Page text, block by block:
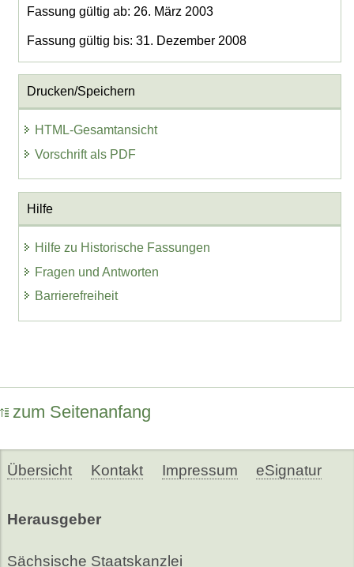
Fassung gültig ab: 26. März 2003
Fassung gültig bis: 31. Dezember 2008
Drucken/Speichern
HTML-Gesamtansicht
Vorschrift als PDF
Hilfe
Hilfe zu Historische Fassungen
Fragen und Antworten
Barrierefreiheit
zum Seitenanfang
Übersicht Kontakt Impressum eSignatur
Herausgeber
Sächsische Staatskanzlei